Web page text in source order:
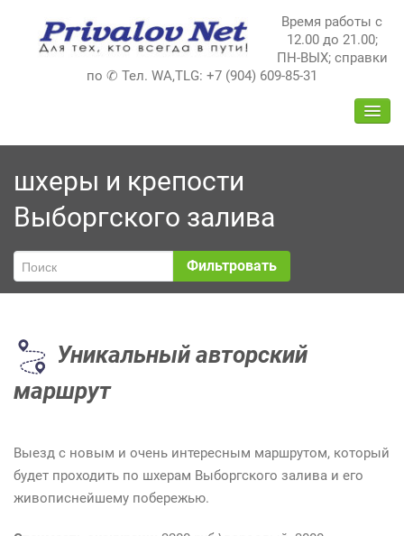
содержимому
Время работы с
12.00 до 21.00;
ПН-ВЫХ; справки
по ✆ Тел. WA,TLG: +7 (904) 609-85-31
шхеры и крепости
Выборгского залива
Фильтровать
Уникальный авторский
маршрут
Выезд с новым и очень интересным маршрутом, который
будет проходить по шхерам Выборгского залива и его
живописнейшему побережью.
-